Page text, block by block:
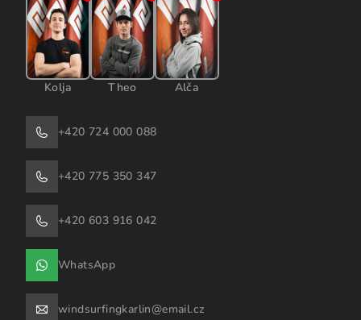
Kolja Theo Alča
+420 724 000 088
+420 775 350 347
+420 603 916 042
WhatsApp
windsurfingkarlin@email.cz